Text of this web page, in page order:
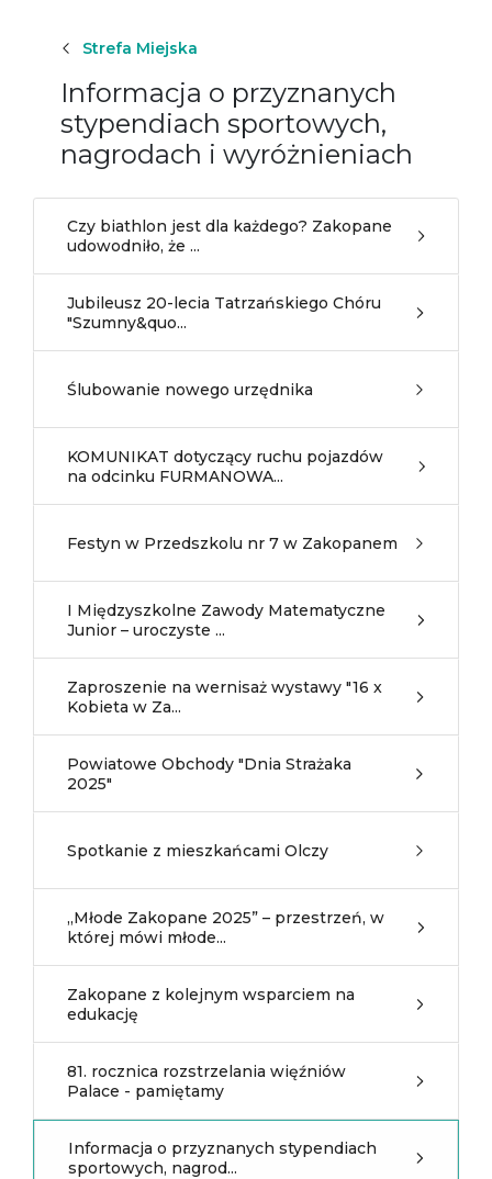
Strefa Miejska
Informacja o przyznanych
stypendiach sportowych,
nagrodach i wyróżnieniach
Czy biathlon jest dla każdego? Zakopane
udowodniło, że ...
Jubileusz 20-lecia Tatrzańskiego Chóru
"Szumny&quo...
Ślubowanie nowego urzędnika
KOMUNIKAT dotyczący ruchu pojazdów
na odcinku FURMANOWA...
Festyn w Przedszkolu nr 7 w Zakopanem
I Międzyszkolne Zawody Matematyczne
Junior – uroczyste ...
Zaproszenie na wernisaż wystawy "16 x
Kobieta w Za...
Powiatowe Obchody "Dnia Strażaka
2025"
Spotkanie z mieszkańcami Olczy
„Młode Zakopane 2025” – przestrzeń, w
której mówi młode...
Zakopane z kolejnym wsparciem na
edukację
81. rocznica rozstrzelania więźniów
Palace - pamiętamy
Informacja o przyznanych stypendiach
sportowych, nagrod...